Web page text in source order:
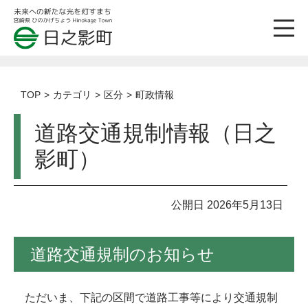
TOP カテゴリ 区分 町政情報
道路交通規制情報（日之
影町）
公開日 2026年5月13日
道路交通規制のお知らせ
ただいま、下記の区間で道路工事等により交通規制